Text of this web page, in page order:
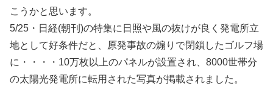
こうかと思います。
5/25・日経(朝刊)の特集に日照や風の抜けが良く発電所立
地として好条件だと、原発事故の煽りで閉鎖したゴルフ場
に・・・・10万枚以上のパネルが設置され、8000世帯分
の太陽光発電所に転用された写真が掲載されました。